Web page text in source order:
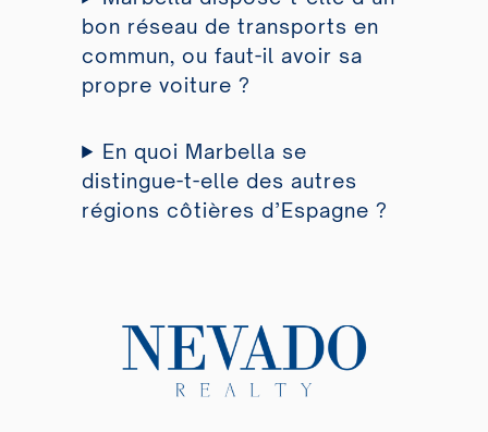
bon réseau de transports en
commun, ou faut-il avoir sa
propre voiture ?
En quoi Marbella se
distingue-t-elle des autres
régions côtières d’Espagne ?